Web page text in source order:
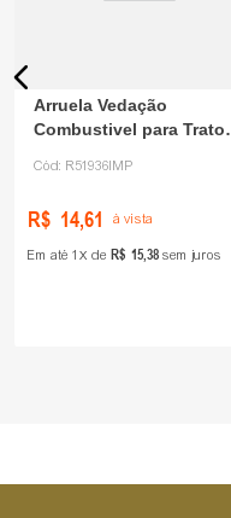
Arruela Vedação
Combustivel para Trator
Cód: R51936IMP
R$ 14,61 à vista
Em até 1 de R$ 1538 sem juros